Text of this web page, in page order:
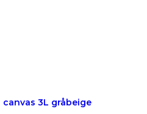
canvas 3L gråbeige